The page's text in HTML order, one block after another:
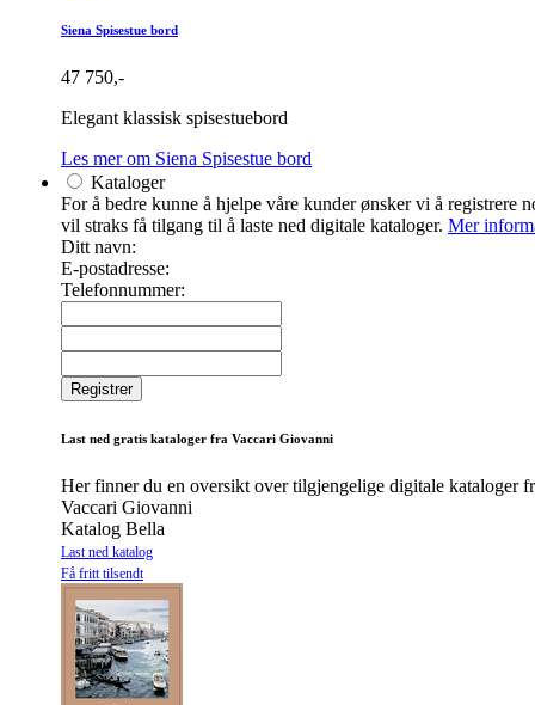
Siena Spisestue bord
47 750,-
Elegant klassisk spisestuebord
Les mer om Siena Spisestue bord
Kataloger
For å bedre kunne å hjelpe våre kunder ønsker vi å
vil straks få tilgang til å laste ned digitale kataloger. Mer
Ditt navn:
E-postadresse:
Telefonnummer:
Last ned gratis kataloger fra Vaccari Giovanni
Her finner du en oversikt over tilgjengelige digitale kataloger
Vaccari Giovanni
Katalog Bella
Last ned katalog
Få fritt tilsendt